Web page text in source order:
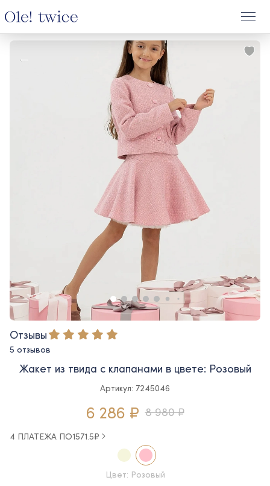
Отзывы
5 отзывов
Жакет из твида с клапанами в цвете: Розовый
Артикул: 7245046
6 286 ₽ 8 980 ₽
4 ПЛАТЕЖА ПО1571.5₽
Цвет: Розовый